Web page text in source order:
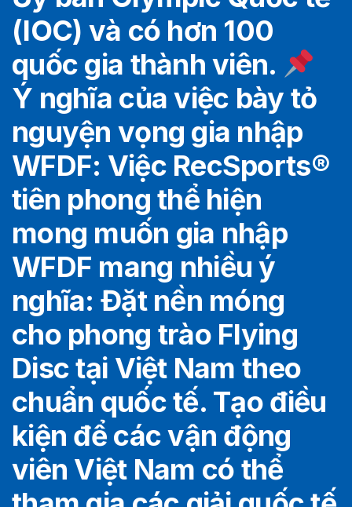
(IOC) và có hơn 100
quốc gia thành viên.
Ý nghĩa của việc bày tỏ
nguyện vọng gia nhập
WFDF: Việc RecSports®️
tiên phong thể hiện
mong muốn gia nhập
WFDF mang nhiều ý
nghĩa: Đặt nền móng
cho phong trào Flying
Disc tại Việt Nam theo
chuẩn quốc tế. Tạo điều
kiện để các vận động
viên Việt Nam có thể